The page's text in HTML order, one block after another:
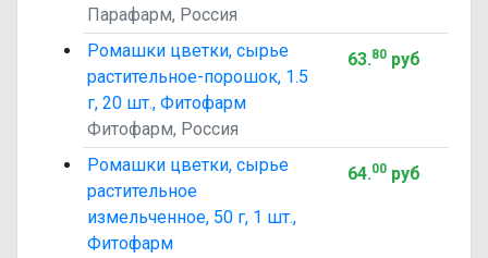
Парафарм, Россия
Ромашки цветки, сырье
растительное-порошок, 1.5
г, 20 шт., Фитофарм
Фитофарм, Россия
63.80руб
Ромашки цветки, сырье
растительное
измельченное, 50 г, 1 шт.,
Фитофарм
64.00руб